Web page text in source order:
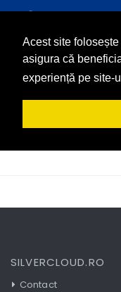
Acest site
asigura că
experiență pe site-
Nu se pot gasi
Nu se pot gasi
SILVERCLOUD.RO
Contact